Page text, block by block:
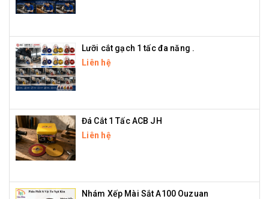
Lưỡi cắt gạch 1 tấc đa năng .
Liên hệ
Đá Cắt 1 Tấc ACB JH
Liên hệ
Nhám Xếp Mài Sắt A100 Ouzuan